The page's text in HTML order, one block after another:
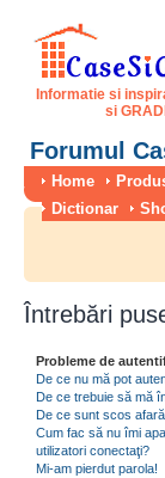
Informatie si
si
Forumul
Home
Dictionar
Întrebări
Probleme de
De ce nu mă pot
De ce trebuie să mă
De ce sunt scos
Cum fac să nu îmi
utilizatori conectaţi?
Mi-am pierdut parola!